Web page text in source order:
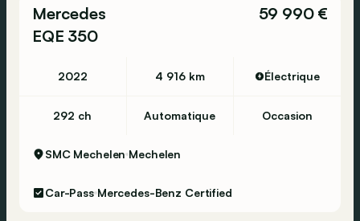
Environnement et consommation
16,3 kWh/100km
État technique: bon
Conditions d'intérieur: bon
Mercedes
EQE 350
59 990 €
2022 4 916 km Électrique
292 ch Automatique Occasion
SMC Mechelen Mechelen
Car-Pass Mercedes-Benz Certified